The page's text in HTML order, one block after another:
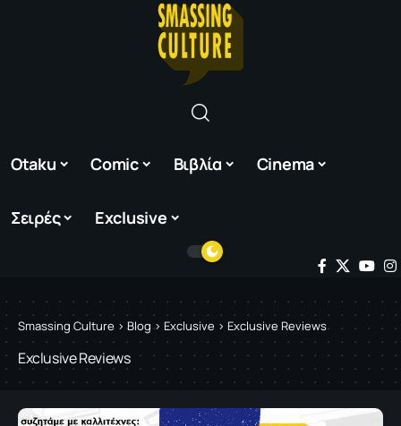
Otaku Comic Βιβλία Cinema
Σειρές Exclusive
Smassing Culture >Blog> Exclusive > Exclusive Reviews
Exclusive Reviews